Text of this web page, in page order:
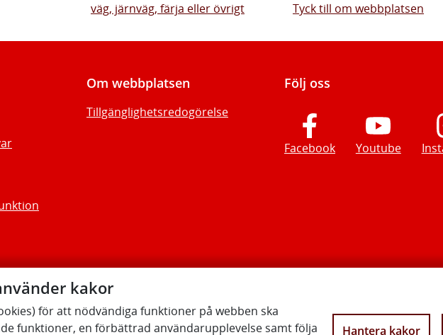
kakor
för att nödvändiga funktioner på webben ska
funktioner, en förbättrad användarupplevelse samt följa
Hantera kakor
väg, järnväg, färja eller övrigt
Tyck till om webbplatsen
Om webbplatsen
Tillgänglighetsredogörelse
Följ oss
Facebook Youtube